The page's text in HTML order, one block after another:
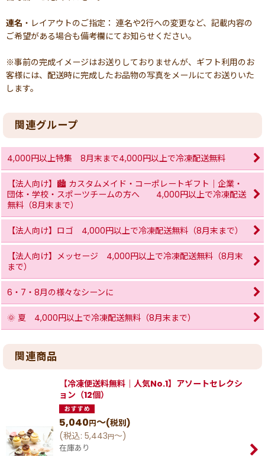
連名 ・レイアウトのご指定： 連名や2行への変更など、記載内容の
ご希望がある場合も備考欄にてお知らせください。
※事前の完成イメージはお送りしておりませんが、ギフト利用のお
客様には、配送時に完成したお品物の写真をメールにてお送りいた
します。
関連グループ
4,000円以上特集 8月末まで4,000円以上で冷凍配送無料
【法人向け】🏙 カスタムメイド・コーポレートギフト｜企業・
団体・学校・スポーツチームの方へ 4,000円以上で冷凍配送
無料（8月末まで）
【法人向け】ロゴ 4,000円以上で冷凍配送無料（8月末まで）
【法人向け】メッセージ 4,000円以上で冷凍配送無料（8月末
まで）
6・7・8月の様々なシーンに
🌞 夏 4,000円以上で冷凍配送無料（8月末まで）
関連商品
【冷凍便送料無料｜人気No.1】アソートセレクシ
ョン（12個）
5,040円～(税別)
(税込: 5,443円～)
在庫あり